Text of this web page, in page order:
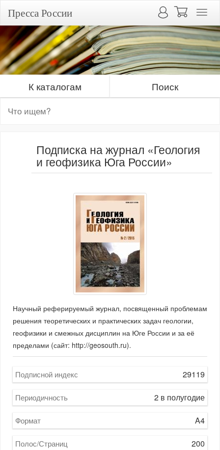
Пресса России
К каталогам Поиск
Подписка на журнал «Геология
и геофизика Юга России»
Научный реферируемый журнал, посвященный проблемам
решения теоретических и практических задач геологии,
геофизики и смежных дисциплин на Юге России и за её
пределами (сайт: http://geosouth.ru).
Подписной индекс 29119
Периодичность 2 в полугодие
Формат A4
Полос/Страниц 200